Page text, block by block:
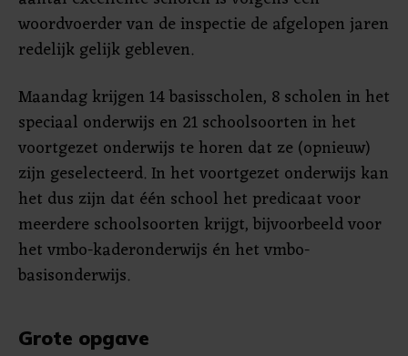
woordvoerder van de inspectie de afgelopen jaren
redelijk gelijk gebleven.
Maandag krijgen 14 basisscholen, 8 scholen in het
speciaal onderwijs en 21 schoolsoorten in het
voortgezet onderwijs te horen dat ze (opnieuw)
zijn geselecteerd. In het voortgezet onderwijs kan
het dus zijn dat één school het predicaat voor
meerdere schoolsoorten krijgt, bijvoorbeeld voor
het vmbo-kaderonderwijs én het vmbo-
basisonderwijs.
Grote opgave